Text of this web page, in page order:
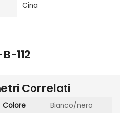
Cina
112
Correlati
Colore Bianco/nero